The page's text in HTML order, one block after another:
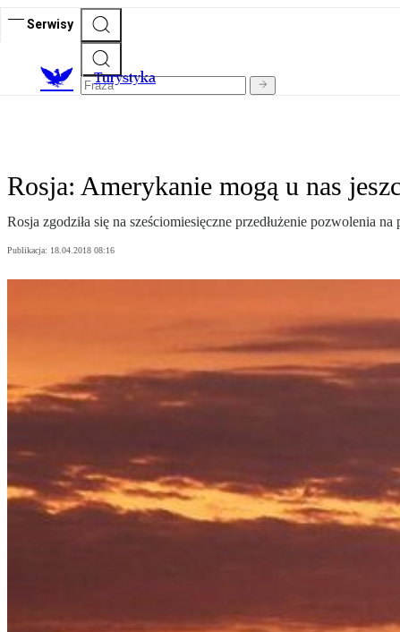
Serwisy
Turystyka
Rosja: Amerykanie mogą u nas
Rosja zgodziła się na sześciomiesięczne przedłużenie pozwolenia
Publikacja: 18.04.2018 08:16